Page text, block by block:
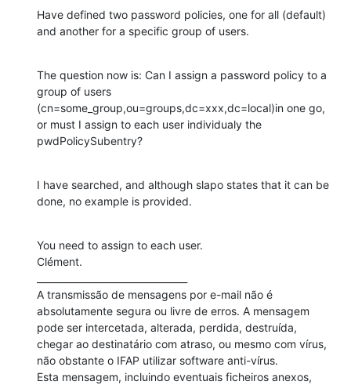
Have defined two password policies, one for all (default)
and another for a specific group of users.
The question now is: Can I assign a password policy to a
group of users
(cn=some_group,ou=groups,dc=xxx,dc=local)in one go,
or must I assign to each user individualy the
pwdPolicySubentry?
I have searched, and although slapo states that it can be
done, no example is provided.
You need to assign to each user.
Clément.
A transmissão de mensagens por e-mail não é
absolutamente segura ou livre de erros. A mensagem
pode ser intercetada, alterada, perdida, destruída,
chegar ao destinatário com atraso, ou mesmo com vírus,
não obstante o IFAP utilizar software anti-vírus.
Esta mensagem, incluindo eventuais ficheiros anexos,